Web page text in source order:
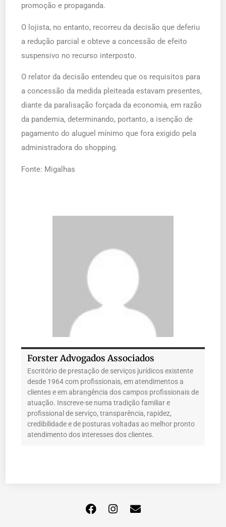
promoção e propaganda.
O lojista, no entanto, recorreu da decisão que deferiu
a redução parcial e obteve a concessão de efeito
suspensivo no recurso interposto.
O relator da decisão entendeu que os requisitos para
a concessão da medida pleiteada estavam presentes,
diante da paralisação forçada da economia, em razão
da pandemia, determinando, portanto, a isenção de
pagamento do aluguel mínimo que fora exigido pela
administradora do shopping.
Fonte: Migalhas
Forster Advogados Associados
Escritório de prestação de serviços jurídicos existente
desde 1964 com profissionais, em atendimentos a
clientes e em abrangência dos campos profissionais de
atuação. Inscreve-se numa tradição familiar e
profissional de serviço, transparência, rapidez,
credibilidade e de posturas voltadas ao melhor pronto
atendimento dos interesses dos clientes.